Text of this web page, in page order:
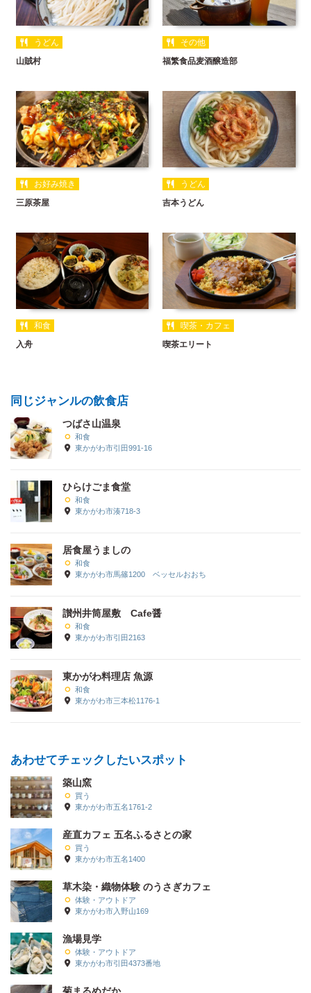
うどん
山賊村
その他
福繁食品麦酒醸造部
お好み焼き
三原茶屋
うどん
吉本うどん
和食
入舟
喫茶・カフェ
喫茶エリート
同じジャンルの飲食店
つばさ山温泉
和食
東かがわ市引田991-16
ひらけごま食堂
和食
東かがわ市湊718-3
居食屋うましの
和食
東かがわ市馬篠1200 ベッセルおおち
讃州井筒屋敷 Cafe醤
和食
東かがわ市引田2163
東かがわ料理店 魚源
和食
東かがわ市三本松1176-1
あわせてチェックしたいスポット
築山窯
買う
東かがわ市五名1761-2
産直カフェ 五名ふるさとの家
買う
東かがわ市五名1400
草木染・織物体験 のうさぎカフェ
体験・アウトドア
東かがわ市入野山169
漁場見学
体験・アウトドア
東かがわ市引田4373番地